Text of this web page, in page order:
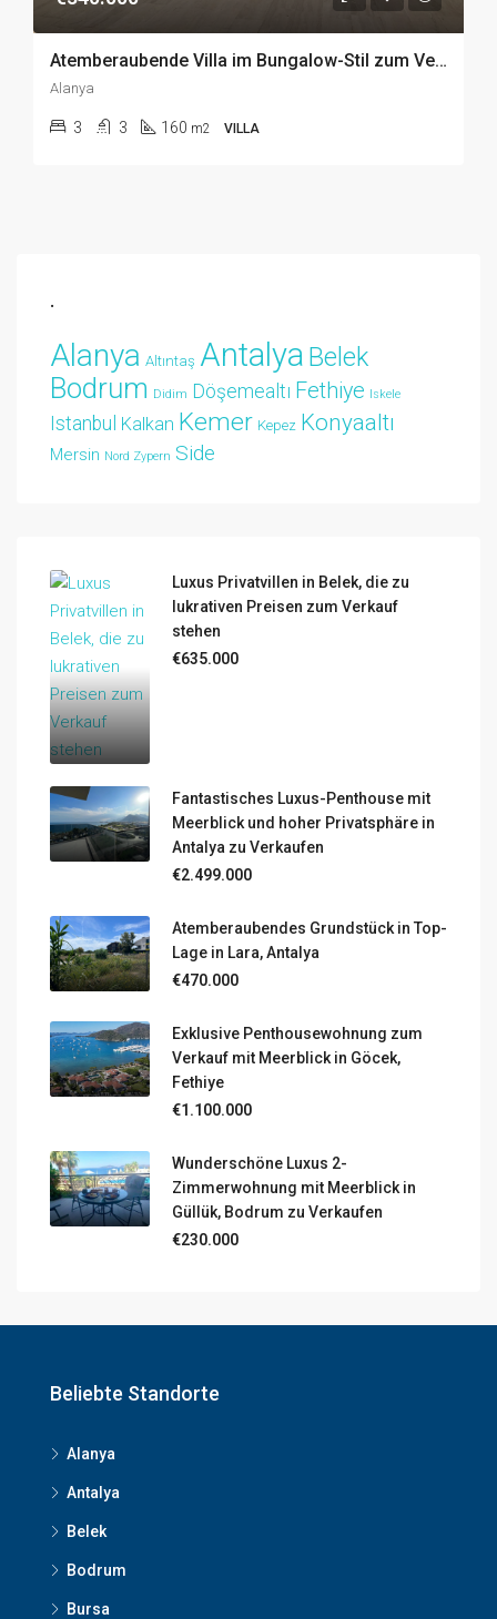
Atemberaubende Villa im Bungalow-Stil zum Verkauf in Kargıcak Alanya
Alanya
3 3 160 m2 VILLA
.
Alanya Altıntaş Antalya Belek
Bodrum Didim Döşemealtı Fethiye Iskele
Istanbul Kalkan Kemer Kepez Konyaaltı
Mersin Nord Zypern Side
Luxus Privatvillen in Belek, die zu
lukrativen Preisen zum Verkauf
stehen
€635.000
Fantastisches Luxus-Penthouse mit
Meerblick und hoher Privatsphäre in
Antalya zu Verkaufen
€2.499.000
Atemberaubendes Grundstück in Top-
Lage in Lara, Antalya
€470.000
Exklusive Penthousewohnung zum
Verkauf mit Meerblick in Göcek,
Fethiye
€1.100.000
Wunderschöne Luxus 2-
Zimmerwohnung mit Meerblick in
Güllük, Bodrum zu Verkaufen
€230.000
Beliebte Standorte
Alanya
Antalya
Belek
Bodrum
Bursa